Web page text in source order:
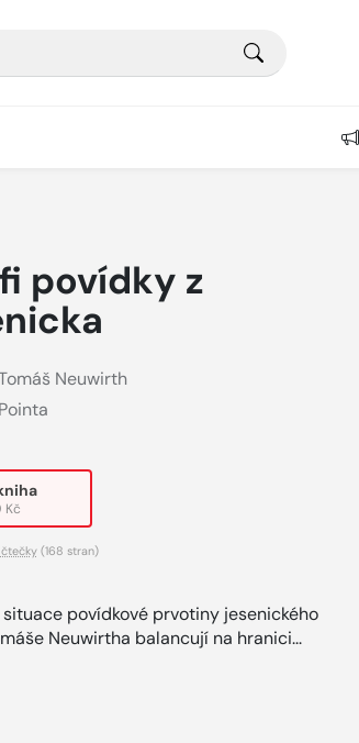
povídky z
Neuwirth
Pointa
Kč
čtečky(168 stran)
situace povídkové prvotiny jesenického
Neuwirtha balancují na hranici...